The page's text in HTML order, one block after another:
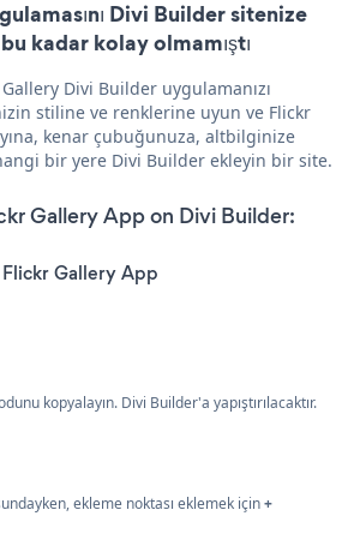
Divi Builder sitenize
kadar kolay olmamıştı
Divi Builder uygulamanızı
stiline ve renklerine uyun ve Flickr
kenar çubuğunuza, altbilginize
bir yere Divi Builder ekleyin bir site.
Gallery App on Divi Builder:
Gallery App
kopyalayın. Divi Builder'a yapıştırılacaktır.
ekleme noktası eklemek için+